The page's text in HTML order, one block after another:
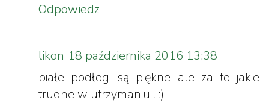
Odpowiedz
likon 18 października 2016 13:38
białe podłogi są piękne ale za to jakie
trudne w utrzymaniu... :)